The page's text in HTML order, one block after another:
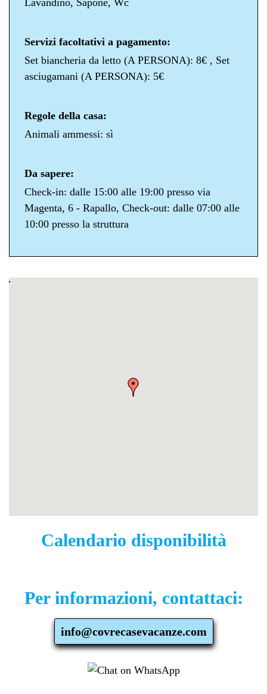
Lavandino, Sapone, Wc
Servizi facoltativi a pagamento:
Set biancheria da letto (A PERSONA): 8€ , Set
asciugamani (A PERSONA): 5€
Regole della casa:
Animali ammessi: sì
Da sapere:
Check-in: dalle 15:00 alle 19:00 presso via
Magenta, 6 - Rapallo, Check-out: dalle 07:00 alle
10:00 presso la struttura
Calendario disponibilità
Per informazioni, contattaci:
info@covrecasevacanze.com